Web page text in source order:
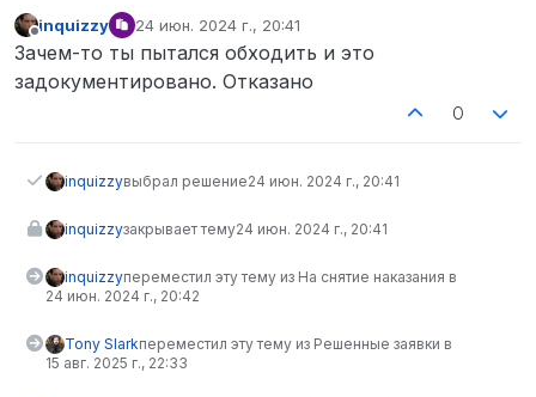
inquizzy 24 июн. 2024 г., 20:41
отредактировано
Зачем-то ты пытался обходить и это
задокументировано. Отказано
0
inquizzyвыбрал решение24 июн. 2024 г., 20:41
inquizzyзакрывает тему24 июн. 2024 г., 20:41
inquizzyпереместил эту тему из На снятие наказания в
24 июн. 2024 г., 20:42
Tony Slarkпереместил эту тему из Решенные заявки в
15 авг. 2025 г., 22:33